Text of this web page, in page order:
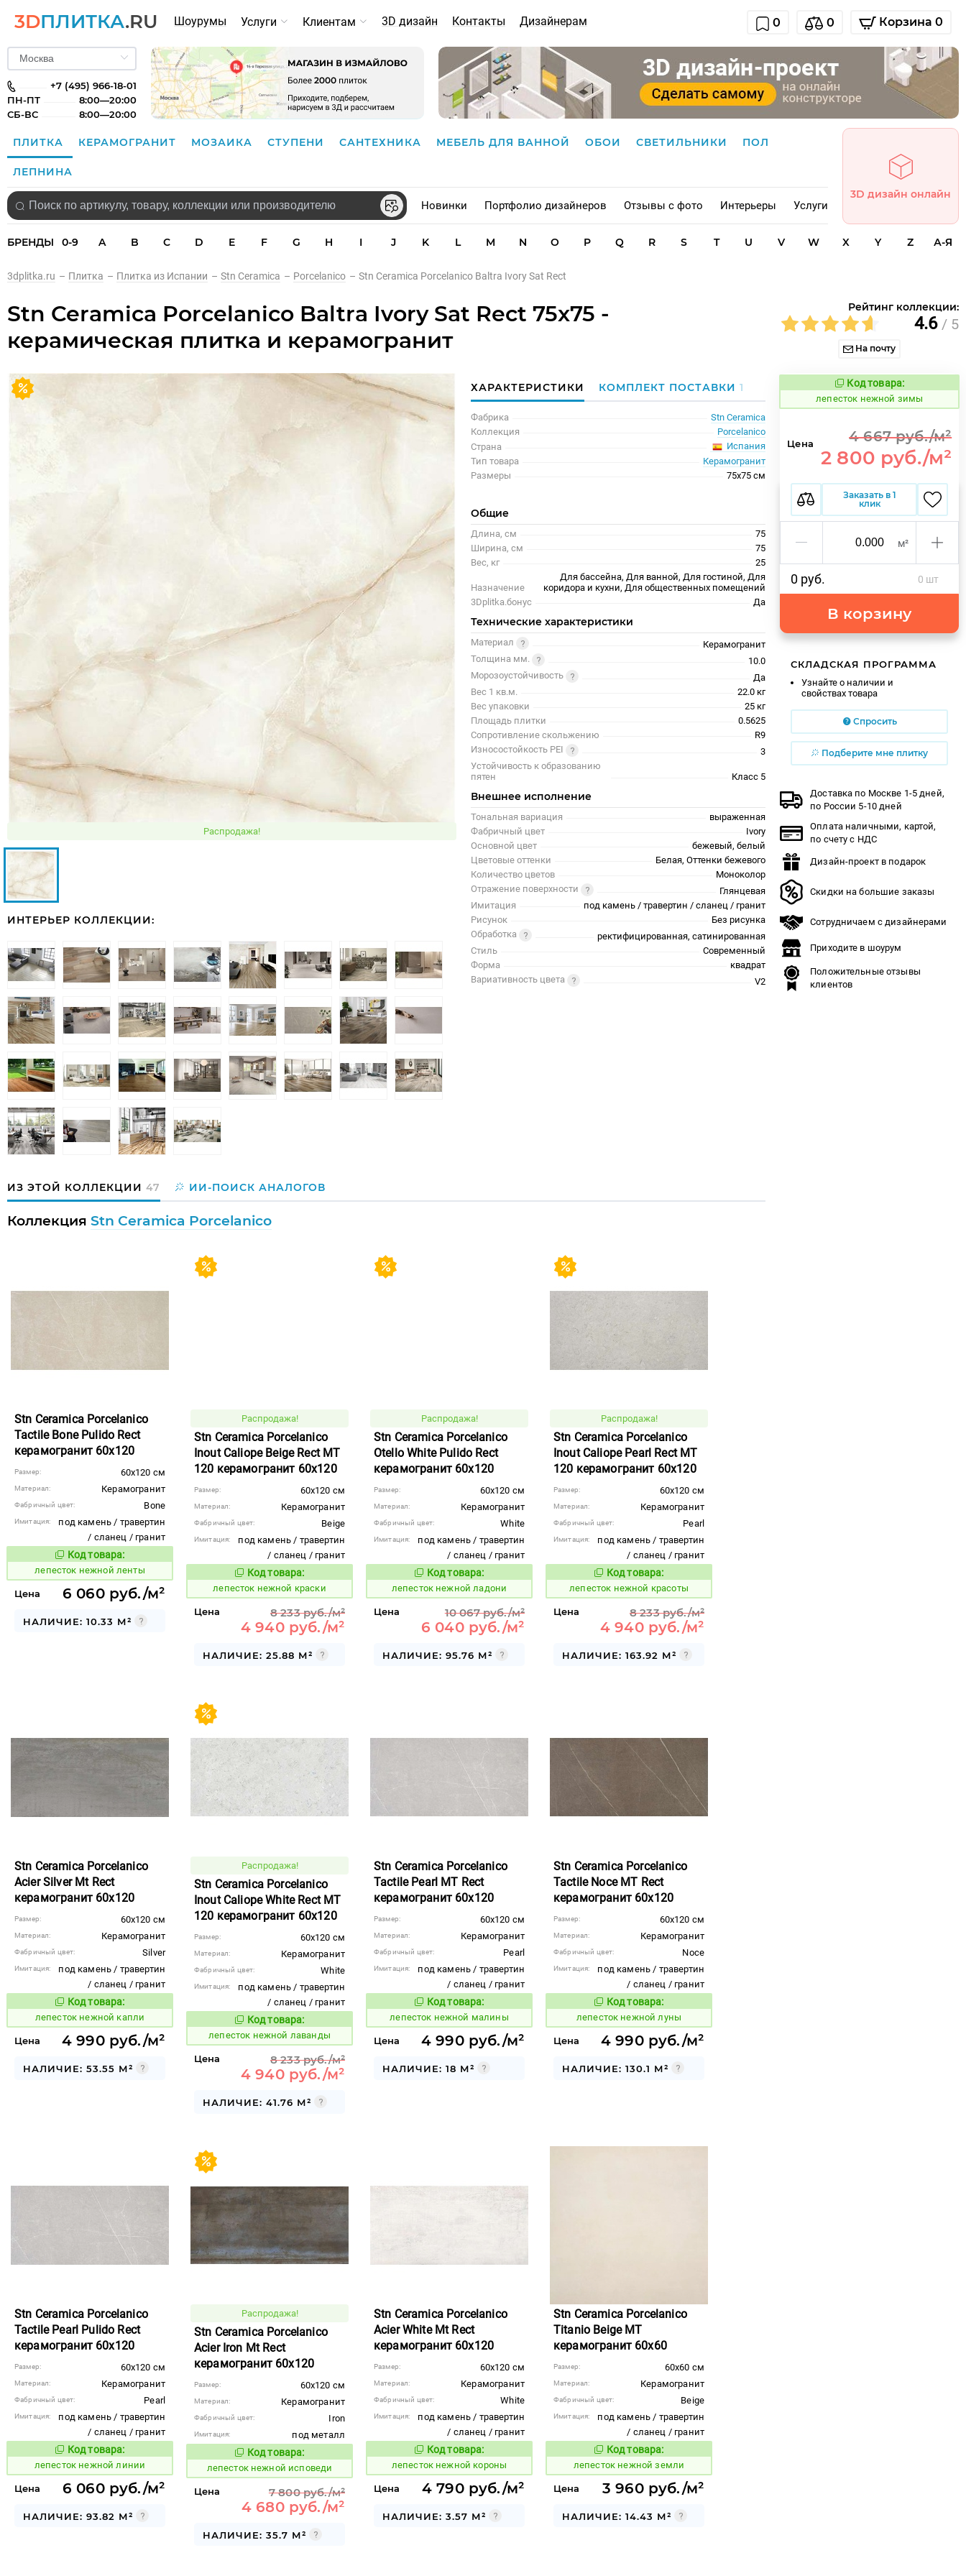
3DПЛИТКА.RU Шоурумы Услуги Клиентам 3D дизайн Контакты Дизайнерам 0 0 Корзина 0
+7 (495) 966-18-01
ПН-ПТ
8:00—20:00
СБ-ВС
8:00—20:00
ПЛИТКА КЕРАМОГРАНИТ МОЗАИКА СТУПЕНИ САНТЕХНИКА МЕБЕЛЬ ДЛЯ ВАННОЙ ОБОИ СВЕТИЛЬНИКИ ПОЛ
ЛЕПНИНА
Новинки Портфолио дизайнеров Отзывы с фото Интерьеры Услуги
3D дизайн онлайн
БРЕНДЫ 0-9 A B C D E F G H I J K L M N O P Q R S T U V W X Y Z А-Я
3dplitka.ru – Плитка – Плитка из Испании – Stn Ceramica – Porcelanico – Stn Ceramica Porcelanico Baltra Ivory Sat Rect
Stn Ceramica Porcelanico Baltra Ivory Sat Rect 75x75 -
керамическая плитка и керамогранит
Рейтинг коллекции:
4.6 / 5
На почту
Распродажа!
ИНТЕРЬЕР КОЛЛЕКЦИИ:
ХАРАКТЕРИСТИКИ КОМПЛЕКТ ПОСТАВКИ1
Фабрика
Stn Ceramica
Коллекция
Porcelanico
Страна
Испания
Тип товара
Керамогранит
Размеры
75x75 см
Общие
Длина, см
75
Ширина, см
75
Вес, кг
25
Назначение
Для бассейна, Для ванной, Для гостиной, Для
коридора и кухни, Для общественных помещений
3Dplitka.бонус
Да
Технические характеристики
Материал
Керамогранит
Толщина мм.
10.0
Морозоустойчивость
Да
Вес 1 кв.м.
22.0 кг
Вес упаковки
25 кг
Площадь плитки
0.5625
Сопротивление скольжению
R9
Износостойкость PEI
3
Устойчивость к образованию
пятен
Класс 5
Внешнее исполнение
Тональная вариация
выраженная
Фабричный цвет
Ivory
Основной цвет
бежевый, белый
Цветовые оттенки
Белая, Оттенки бежевого
Количество цветов
Моноколор
Отражение поверхности
Глянцевая
Имитация
под камень / травертин / сланец / гранит
Рисунок
Без рисунка
Обработка
ректифицированная, сатинированная
Стиль
Современный
Форма
квадрат
Вариативность цвета
V2
ИЗ ЭТОЙ КОЛЛЕКЦИИ 47 ИИ-ПОИСК АНАЛОГОВ
Коллекция Stn Ceramica Porcelanico
Stn Ceramica Porcelanico
Tactile Bone Pulido Rect
керамогранит 60x120
Размер: 60x120 см
Материал: Керамогранит
Фабричный цвет: Bone
Имитация:
под камень / травертин
/ сланец / гранит
Код товара:
867418 Код товара:
лепесток нежной ленты
Цена 6 060 руб./м²
НАЛИЧИЕ: 10.33 М²
Распродажа!
Stn Ceramica Porcelanico
Inout Caliope Beige Rect MT
120 керамогранит 60x120
Размер: 60x120 см
Материал: Керамогранит
Фабричный цвет: Beige
Имитация:
под камень / травертин
/ сланец / гранит
Код товара:
867414 Код товара:
лепесток нежной краски
Цена 8 233 руб./м²
4 940 руб./м²
НАЛИЧИЕ: 25.88 М²
Распродажа!
Stn Ceramica Porcelanico
Otello White Pulido Rect
керамогранит 60x120
Размер: 60x120 см
Материал: Керамогранит
Фабричный цвет: White
Имитация:
под камень / травертин
/ сланец / гранит
Код товара:
867417 Код товара:
лепесток нежной ладони
Цена 10 067 руб./м²
6 040 руб./м²
НАЛИЧИЕ: 95.76 М²
Распродажа!
Stn Ceramica Porcelanico
Inout Caliope Pearl Rect MT
120 керамогранит 60x120
Размер: 60x120 см
Материал: Керамогранит
Фабричный цвет: Pearl
Имитация:
под камень / травертин
/ сланец / гранит
Код товара:
867415 Код товара:
лепесток нежной красоты
Цена 8 233 руб./м²
4 940 руб./м²
НАЛИЧИЕ: 163.92 М²
Stn Ceramica Porcelanico
Acier Silver Mt Rect
керамогранит 60x120
Размер: 60x120 см
Материал: Керамогранит
Фабричный цвет: Silver
Имитация:
под камень / травертин
/ сланец / гранит
Код товара:
867412 Код товара:
лепесток нежной капли
Цена 4 990 руб./м²
НАЛИЧИЕ: 53.55 М²
Распродажа!
Stn Ceramica Porcelanico
Inout Caliope White Rect MT
120 керамогранит 60x120
Размер: 60x120 см
Материал: Керамогранит
Фабричный цвет: White
Имитация:
под камень / травертин
/ сланец / гранит
Код товара:
867416 Код товара:
лепесток нежной лаванды
Цена 8 233 руб./м²
4 940 руб./м²
НАЛИЧИЕ: 41.76 М²
Stn Ceramica Porcelanico
Tactile Pearl MT Rect
керамогранит 60x120
Размер: 60x120 см
Материал: Керамогранит
Фабричный цвет: Pearl
Имитация:
под камень / травертин
/ сланец / гранит
Код товара:
867421 Код товара:
лепесток нежной малины
Цена 4 990 руб./м²
НАЛИЧИЕ: 18 М²
Stn Ceramica Porcelanico
Tactile Noce MT Rect
керамогранит 60x120
Размер: 60x120 см
Материал: Керамогранит
Фабричный цвет: Noce
Имитация:
под камень / травертин
/ сланец / гранит
Код товара:
867420Код товара:
лепесток нежной луны
Цена 4 990 руб./м²
НАЛИЧИЕ: 130.1 М²
Stn Ceramica Porcelanico
Tactile Pearl Pulido Rect
керамогранит 60x120
Размер: 60x120 см
Материал: Керамогранит
Фабричный цвет: Pearl
Имитация:
под камень / травертин
/ сланец / гранит
Код товара:
867419 Код товара:
лепесток нежной линии
Цена 6 060 руб./м²
НАЛИЧИЕ: 93.82 М²
Распродажа!
Stn Ceramica Porcelanico
Acier Iron Mt Rect
керамогранит 60x120
Размер: 60x120 см
Материал: Керамогранит
Фабричный цвет: Iron
Имитация:
под металл
Код товара:
867410 Код товара:
лепесток нежной исповеди
Цена 7 800 руб./м²
4 680 руб./м²
НАЛИЧИЕ: 35.7 М²
Stn Ceramica Porcelanico
Acier White Mt Rect
керамогранит 60x120
Размер: 60x120 см
Материал: Керамогранит
Фабричный цвет: White
Имитация:
под камень / травертин
/ сланец / гранит
Код товара:
867413 Код товара:
лепесток нежной короны
Цена 4 790 руб./м²
НАЛИЧИЕ: 3.57 М²
Stn Ceramica Porcelanico
Titanio Beige MT
керамогранит 60x60
Размер: 60x60 см
Материал: Керамогранит
Фабричный цвет: Beige
Имитация:
под камень / травертин
/ сланец / гранит
Код товара:
867405Код товара:
лепесток нежной земли
Цена 3 960 руб./м²
НАЛИЧИЕ: 14.43 М²
Код товара:
867407 Код товара:
лепесток нежной зимы
Цена 4 667 руб./м²
2 800 руб./м²
Заказать в 1
клик
м²
0 руб. 0 шт
В корзину
СКЛАДСКАЯ ПРОГРАММА
Узнайте о наличии и
свойствах товара
Спросить
Подберите мне плитку
Доставка по Москве 1-5 дней,
по России 5-10 дней
Оплата наличными, картой,
по счету с НДС
Дизайн-проект в подарок
Скидки на большие заказы
Сотрудничаем с дизайнерами
Приходите в шоурум
Положительные отзывы
клиентов